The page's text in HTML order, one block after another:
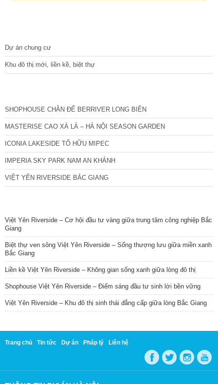
Dự án chung cư
Khu đô thị mới, liền kề, biệt thự
SHOPHOUSE CHÂN ĐẾ BERRIVER LONG BIÊN
MASTERISE CAO XÀ LÁ – HÀ NỘI SEASON GARDEN
ICONIA LAKESIDE TỐ HỮU MIPEC
IMPERIA SKY PARK NAM AN KHÁNH
VIỆT YÊN RIVERSIDE BẮC GIANG
Việt Yên Riverside – Cơ hội đầu tư vàng giữa trung tâm công nghiệp Bắc
Giang
Biệt thự ven sông Việt Yên Riverside – Sống thượng lưu giữa miền xanh
Bắc Giang
Liền kề Việt Yên Riverside – Không gian sống xanh giữa lòng đô thị
Shophouse Việt Yên Riverside – Điểm sáng đầu tư sinh lời bền vững
Việt Yên Riverside – Khu đô thị sinh thái đẳng cấp giữa lòng Bắc Giang
Trang chủ Tin tức Dự án Pháp lý Liên hệ